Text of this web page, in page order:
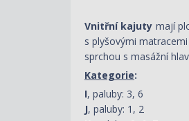
Vnitřní kajuty mají
s plyšovými
sprchou s masážní
Kategorie:
I, paluby: 3, 6
J, paluby: 1, 2